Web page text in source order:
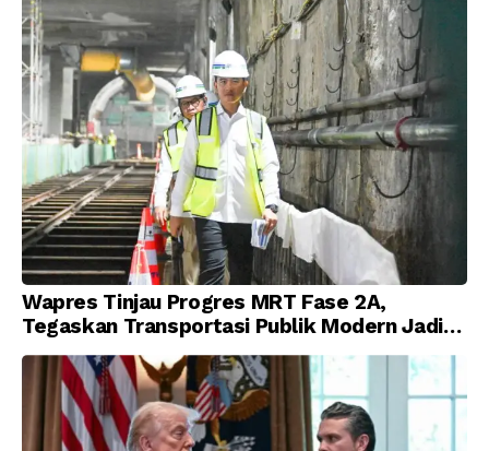
Wapres Tinjau Progres MRT Fase 2A,
Tegaskan Transportasi Publik Modern Jadi
Prioritas Nasional